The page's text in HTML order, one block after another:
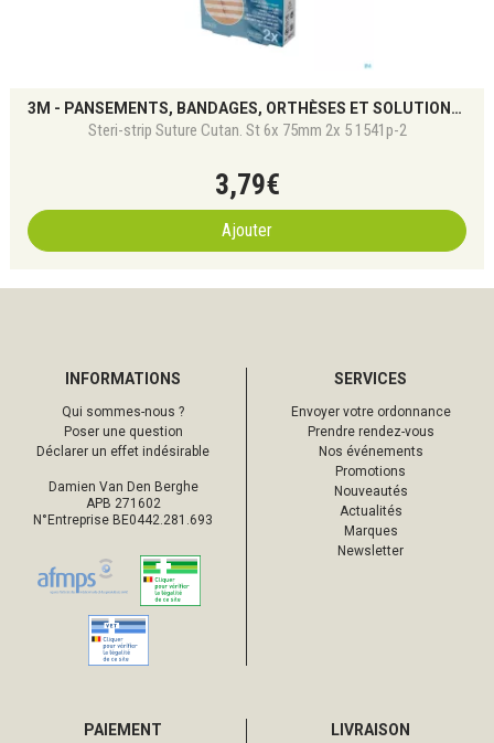
3M - PANSEMENTS, BANDAGES, ORTHÈSES ET SOLUTIONS DE SOIN
Steri-strip Suture Cutan. St 6x 75mm 2x 5 1541p-2
3,79€
Ajouter
INFORMATIONS
Qui sommes-nous ?
Poser une question
Déclarer un effet indésirable
Damien Van Den Berghe
APB 271602
N°Entreprise BE0442.281.693
SERVICES
Envoyer votre ordonnance
Prendre rendez-vous
Nos événements
Promotions
Nouveautés
Actualités
Marques
Newsletter
PAIEMENT LIVRAISON